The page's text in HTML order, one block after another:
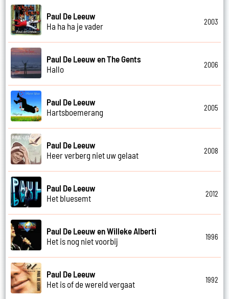
Paul De Leeuw
Ha ha ha je vader
2003
Paul De Leeuw en The Gents
Hallo
2006
Paul De Leeuw
Hartsboemerang
2005
Paul De Leeuw
Heer verberg niet uw gelaat
2008
Paul De Leeuw
Het bluesemt
2012
Paul De Leeuw en Willeke Alberti
Het is nog niet voorbij
1996
Paul De Leeuw
Het is of de wereld vergaat
1992